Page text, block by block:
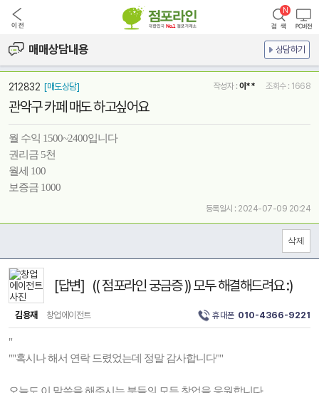
매매상담내용 상담하기
212832 [매도상담] 작성자 : 이** 조회수 : 1668
관악구 카페 매도 하고싶어요
월 수익 1500~2400입니다
권리금 5천
월세 100
보증금 1000
등록일시 : 2024-07-09 20:24
[답변] (( 점포라인 궁금증 )) 모두 해결해드려요 :)
김용재 창업에이전트 휴대폰 010-4366-9221
"
""혹시나 해서 연락 드렸었는데 정말 감사합니다""